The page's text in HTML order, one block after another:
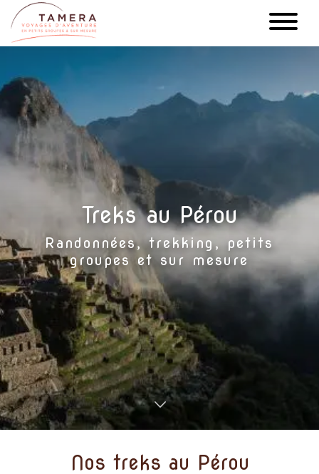
Aller
au
contenu
Treks au Pérou
Randonnées, trekking, petits
groupes et sur mesure
Nos treks au Pérou